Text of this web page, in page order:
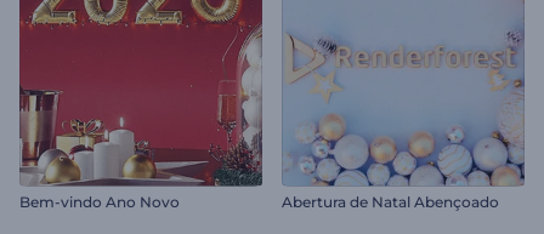
Bem-vindo Ano Novo Abertura de Natal Abençoado